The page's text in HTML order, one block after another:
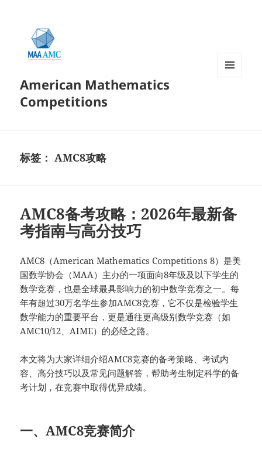
American Mathematics
Competitions
标签：AMC8攻略
AMC8备考攻略：2026年最新备
考指南与高分技巧
AMC8（American Mathematics Competitions 8）是美
国数学协会（MAA）主办的一项面向8年级及以下学生的
数学竞赛，也是全球最具影响力的初中数学竞赛之一。每
年有超过30万名学生参加AMC8竞赛，它不仅是检验学生
数学能力的重要平台，更是通往更高级别数学竞赛（如
AMC10/12、AIME）的必经之路。
本文将为大家详细介绍AMC8竞赛的备考策略、考试内
容、高分技巧以及常见问题解答，帮助考生制定科学的备
考计划，在竞赛中取得优异成绩。
一、AMC8竞赛简介